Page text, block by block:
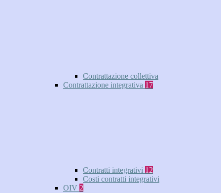
Contrattazione collettiva
Contrattazione integrativa 17
Contratti integrativi 12
Costi contratti integrativi
OIV 2